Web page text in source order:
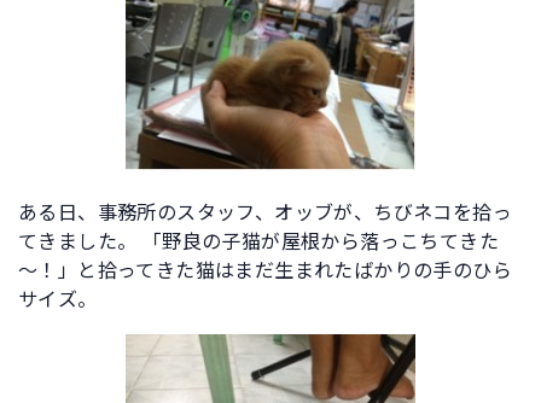
ある日、事務所のスタッフ、オッブが、ちびネコを拾っ
てきました。 「野良の子猫が屋根から落っこちてきた
～！」と拾ってきた猫はまだ生まれたばかりの手のひら
サイズ。